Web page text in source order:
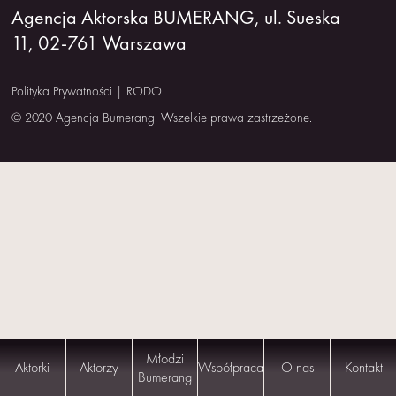
NAS
Aktorki Aktorzy
Młodzi
Bumerang Współpraca O nas Kontakt
Agencja Aktorska BUMERANG, ul. Sueska
11, 02-761 Warszawa
Polityka Prywatności | RODO
© 2020 Agencja Bumerang. Wszelkie prawa zastrzeżone.